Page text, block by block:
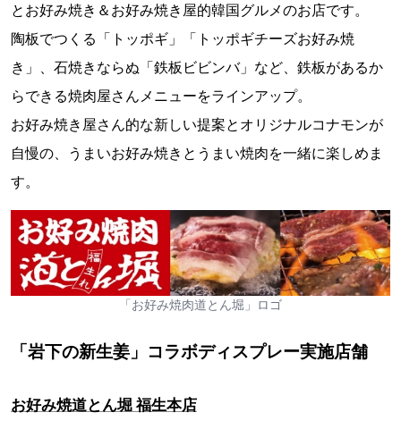
とお好み焼き＆お好み焼き屋的韓国グルメのお店です。
陶板でつくる「トッポギ」「トッポギチーズお好み焼
き」、石焼きならぬ「鉄板ビビンバ」など、鉄板があるか
らできる焼肉屋さんメニューをラインアップ。
お好み焼き屋さん的な新しい提案とオリジナルコナモンが
自慢の、うまいお好み焼きとうまい焼肉を一緒に楽しめま
す。
「お好み焼肉道とん堀」ロゴ
「岩下の新生姜」コラボディスプレー実施店舗
お好み焼道とん堀 福生本店